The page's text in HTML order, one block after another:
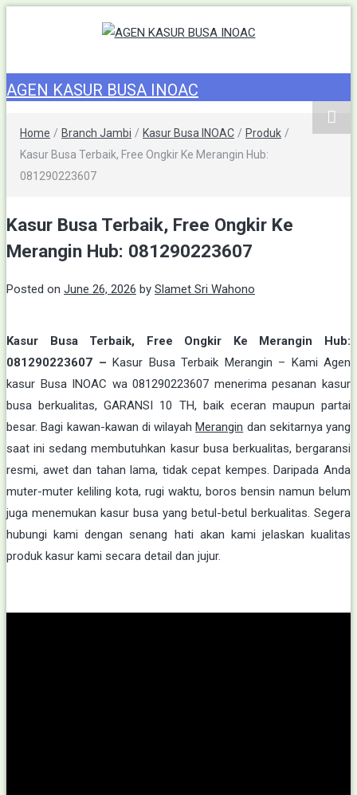
AGEN KASUR
BUSA INOAC
AGEN KASUR BUSA INOAC
Home / Branch Jambi / Kasur Busa INOAC / Produk /
Kasur Busa Terbaik, Free Ongkir Ke Merangin Hub:
081290223607
Kasur Busa Terbaik, Free Ongkir Ke
Merangin Hub: 081290223607
Posted on June 26, 2026 by Slamet Sri Wahono
Kasur Busa Terbaik, Free Ongkir Ke Merangin Hub:
081290223607 – Kasur Busa Terbaik Merangin – Kami Agen
kasur Busa INOAC wa 081290223607 menerima pesanan kasur
busa berkualitas, GARANSI 10 TH, baik eceran maupun partai
besar. Bagi kawan-kawan di wilayahMerangin dan sekitarnya yang
saat ini sedang membutuhkan kasur busa berkualitas, bergaransi
resmi, awet dan tahan lama, tidak cepat kempes. Daripada Anda
muter-muter keliling kota, rugi waktu, boros bensin namun belum
juga menemukan kasur busa yang betul-betul berkualitas. Segera
hubungi kami dengan senang hati akan kami jelaskan kualitas
produk kasur kami secara detail dan jujur.